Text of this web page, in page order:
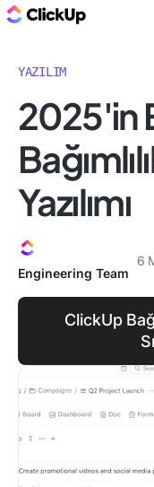
YAZILIM
2025'in
Yazılımı
Engineering Team
6
ClickUp